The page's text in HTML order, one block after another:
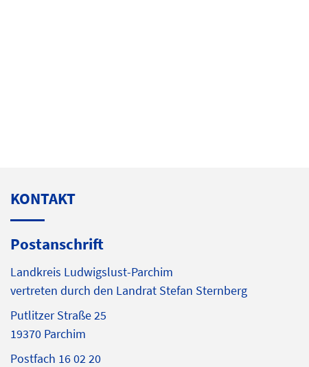
KONTAKT
Postanschrift
Landkreis Ludwigslust-Parchim
vertreten durch den Landrat Stefan Sternberg
Putlitzer Straße 25
19370 Parchim
Postfach 16 02 20